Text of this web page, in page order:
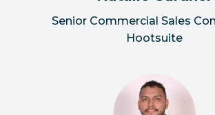
Senior Commercial Sales
Hootsuite